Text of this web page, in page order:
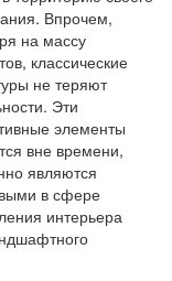
Впрочем,
на массу
классические
не теряют
Эти
элементы
вне времени,
являются
в сфере
интерьера